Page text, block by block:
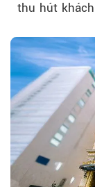
thu hút